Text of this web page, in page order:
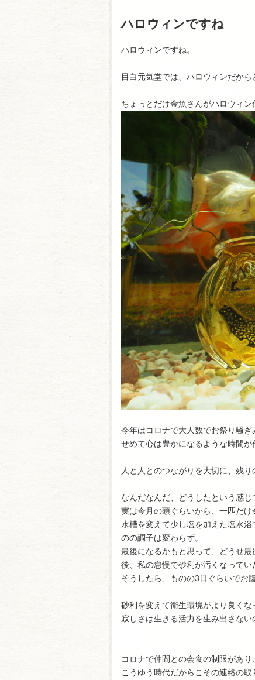
ハロウィンですね
ハロウィンですね。
目白元気堂では、ハロウィンだから
ちょっとだけ金魚さんがハロウィン
今年はコロナで大人数でお祭り騒ぎ
せめて心は豊かになるような時間が
人と人とのつながりを大切に、残
なんだなんだ、どうしたという感じ
実は今月の頭ぐらいから、一匹だけ
水槽を変えて少し塩を加えた塩水
のの調子は変わらず。
最後になるかもと思って、どうせ最
後、私の怠慢で砂利が汚くなってい
そうしたら、ものの3日ぐらいでお
砂利を変えて衛生環境がより良く
寂しさは生きる活力を生み出さない
コロナで仲間との会食の制限があ
こうゆう時代だからこその連絡の取